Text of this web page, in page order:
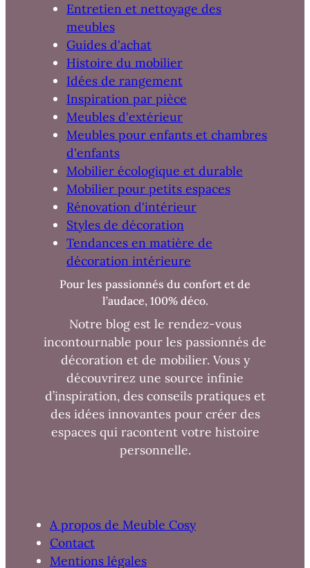
Entretien et nettoyage des
meubles
Guides d'achat
Histoire du mobilier
Idées de rangement
Inspiration par pièce
Meubles d'extérieur
Meubles pour enfants et chambres
d'enfants
Mobilier écologique et durable
Mobilier pour petits espaces
Rénovation d'intérieur
Styles de décoration
Tendances en matière de
décoration intérieure
Pour les passionnés du confort et de
l’audace, 100% déco.
Notre blog est le rendez-vous
incontournable pour les passionnés de
décoration et de mobilier. Vous y
découvrirez une source infinie
d’inspiration, des conseils pratiques et
des idées innovantes pour créer des
espaces qui racontent votre histoire
personnelle.
A propos de Meuble Cosy
Contact
Mentions légales